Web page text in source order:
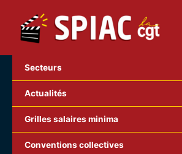
contenu
Secteurs
Actualités
Grilles salaires minima
Conventions collectives